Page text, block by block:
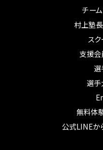
チー
村上塾
ス
支援
選
無料体
公式LINEか